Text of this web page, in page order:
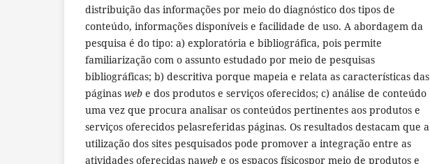
distribuição das informações por meio do diagnóstico dos tipos de
conteúdo, informações disponíveis e facilidade de uso. A abordagem da
pesquisa é do tipo: a) exploratória e bibliográfica, pois permite
familiarização com o assunto estudado por meio de pesquisas
bibliográficas; b) descritiva porque mapeia e relata as características das
páginas web e dos produtos e serviços oferecidos; c) análise de conteúdo
uma vez que procura analisar os conteúdos pertinentes aos produtos e
serviços oferecidos pelasreferidas páginas. Os resultados destacam que a
utilização dos sites pesquisados pode promover a integração entre as
atividades oferecidas naweb e os espaços físicospor meio de produtos e